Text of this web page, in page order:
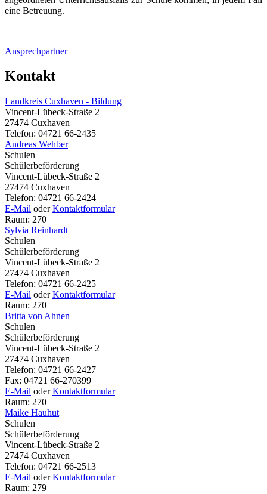
eine Betreuung.
Ansprechpartner
Kontakt
Landkreis Cuxhaven - Bildung
Vincent-Lübeck-Straße 2
27474 Cuxhaven
Telefon: 04721 66-2435
Andreas Wehber
Schulen
Schülerbeförderung
Vincent-Lübeck-Straße 2
27474 Cuxhaven
Telefon: 04721 66-2424
E-Mail oderKontaktformular
Raum: 270
Sylvia Reinhardt
Schulen
Schülerbeförderung
Vincent-Lübeck-Straße 2
27474 Cuxhaven
Telefon: 04721 66-2425
E-Mail oderKontaktformular
Raum: 270
Britta von Ahnen
Schulen
Schülerbeförderung
Vincent-Lübeck-Straße 2
27474 Cuxhaven
Telefon: 04721 66-2427
Fax: 04721 66-270399
E-Mail oderKontaktformular
Raum: 270
Maike Hauhut
Schulen
Schülerbeförderung
Vincent-Lübeck-Straße 2
27474 Cuxhaven
Telefon: 04721 66-2513
E-Mail oderKontaktformular
Raum: 279